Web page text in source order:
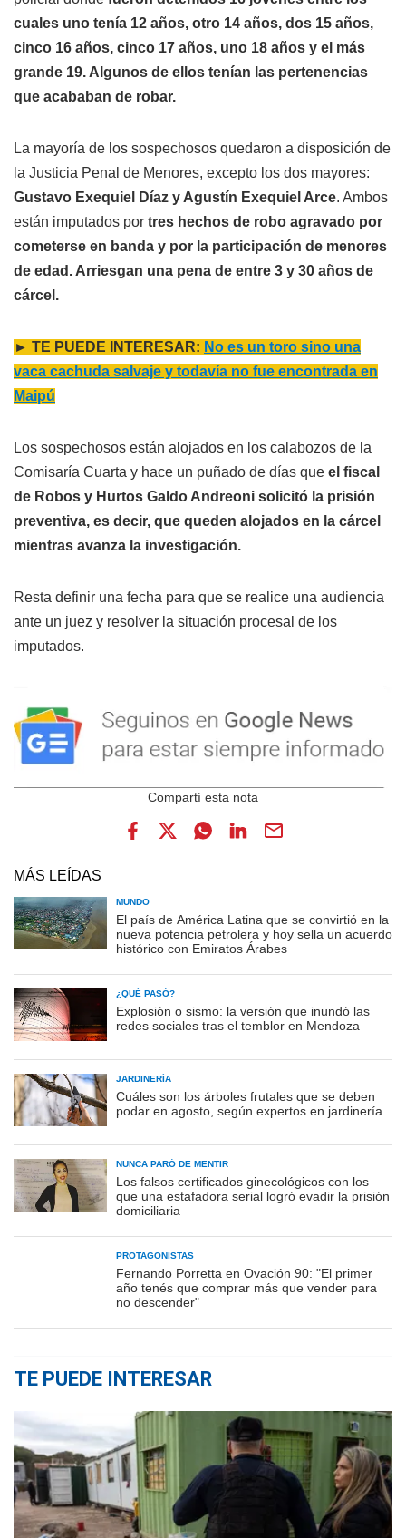
cuales uno tenía 12 años, otro 14 años, dos 15 años,
cinco 16 años, cinco 17 años, uno 18 años y el más
grande 19. Algunos de ellos tenían las pertenencias
que acababan de robar.
La mayoría de los sospechosos quedaron a disposición de
la Justicia Penal de Menores, excepto los dos mayores:
Gustavo Exequiel Díaz y Agustín Exequiel Arce. Ambos
están imputados por tres hechos de robo agravado por
cometerse en banda y por la participación de menores
de edad. Arriesgan una pena de entre 3 y 30 años de
cárcel.
► TE PUEDE INTERESAR: No es un toro sino una
vaca cachuda salvaje y todavía no fue encontrada en
Maipú
Los sospechosos están alojados en los calabozos de la
Comisaría Cuarta y hace un puñado de días que el fiscal
de Robos y Hurtos Galdo Andreoni solicitó la prisión
preventiva, es decir, que queden alojados en la cárcel
mientras avanza la investigación.
Resta definir una fecha para que se realice una audiencia
ante un juez y resolver la situación procesal de los
imputados.
MÁS LEÍDAS
MUNDO
El país de América Latina que se convirtió en la
nueva potencia petrolera y hoy sella un acuerdo
histórico con Emiratos Árabes
¿QUÉ PASÓ?
Explosión o sismo: la versión que inundó las
redes sociales tras el temblor en Mendoza
JARDINERÍA
Cuáles son los árboles frutales que se deben
podar en agosto, según expertos en jardinería
NUNCA PARÓ DE MENTIR
Los falsos certificados ginecológicos con los
que una estafadora serial logró evadir la prisión
domiciliaria
PROTAGONISTAS
Fernando Porretta en Ovación 90: "El primer
año tenés que comprar más que vender para
no descender"
TE PUEDE INTERESAR